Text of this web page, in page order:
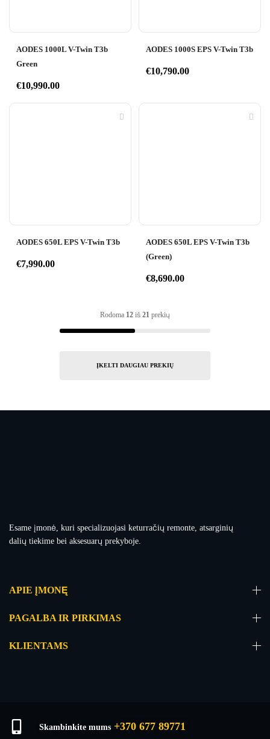
AODES 1000L V-Twin T3b
Green
€10,990.00
AODES 1000S EPS V-Twin T3b
€10,790.00
AODES 650L EPS V-Twin T3b
€7,990.00
AODES 650L EPS V-Twin T3b
(Green)
€8,690.00
Rodoma 12 iš 21 prekių
ĮKELTI DAUGIAU PREKIŲ
Esame įmonė, kuri specializuojasi keturračių remonte, atsarginių
dalių tiekime bei aksesuarų prekyboje.
APIE ĮMONĘ
PAGALBA IR PIRKIMAS
KLIENTAMS
Skambinkite mums +370 677 89771